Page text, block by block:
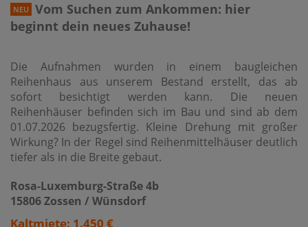
NEU
Vom Suchen zum Ankommen: hier
beginnt dein neues Zuhause!
Die Aufnahmen wurden in einem baugleichen
Reihenhaus aus unserem Bestand erstellt, das ab
sofort besichtigt werden kann. Die neuen
Reihenhäuser befinden sich im Bau und sind ab dem
01.07.2026 bezugsfertig. Kleine Drehung mit großer
Wirkung? In der Regel sind Reihenmittelhäuser deutlich
tiefer als in die Breite gebaut.
Rosa-Luxemburg-Straße 4b
15806 Zossen / Wünsdorf
Kaltmiete: 1.450 €